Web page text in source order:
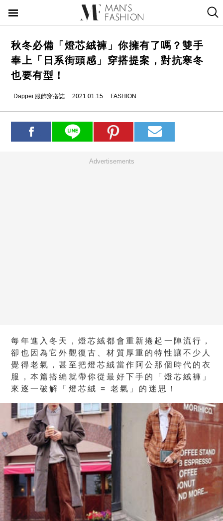
秋冬必備「燈芯絨褲」你擁有了嗎？雙手
奉上「日系街頭感」穿搭提案，對抗寒冬
也要有型！
Dappei 服飾穿搭誌 2021.01.15 FASHION
Advertisements
每年進入冬天，燈芯絨都會重新捲起一陣流行，
卻也因為它外觀復古、材質厚重的特性讓不少人
覺得老氣，甚至把燈芯絨當作阿公那個時代的衣
服，本篇搭編就帶你從最好下手的「燈芯絨褲」
來逐一破解「燈芯絨 = 老氣」的迷思！